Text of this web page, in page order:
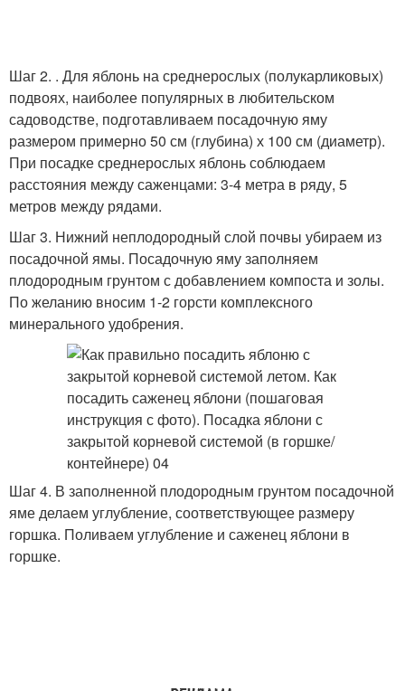
Шаг 2. . Для яблонь на среднерослых (полукарликовых)
подвоях, наиболее популярных в любительском
садоводстве, подготавливаем посадочную яму
размером примерно 50 см (глубина) х 100 см (диаметр).
При посадке среднерослых яблонь соблюдаем
расстояния между саженцами: 3-4 метра в ряду, 5
метров между рядами.
Шаг 3. Нижний неплодородный слой почвы убираем из
посадочной ямы. Посадочную яму заполняем
плодородным грунтом с добавлением компоста и золы.
По желанию вносим 1-2 горсти комплексного
минерального удобрения.
Шаг 4. В заполненной плодородным грунтом посадочной
яме делаем углубление, соответствующее размеру
горшка. Поливаем углубление и саженец яблони в
горшке.